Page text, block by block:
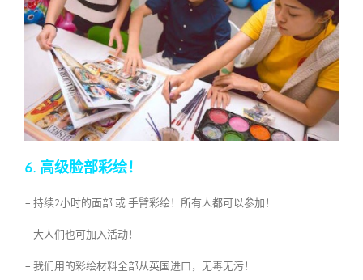
6. 高级脸部彩绘！
– 持续2小时的面部 或 手臂彩绘！所有人都可以参加！
– 大人们也可加入活动！
– 我们用的彩绘材料全部从英国进口，无毒无污！